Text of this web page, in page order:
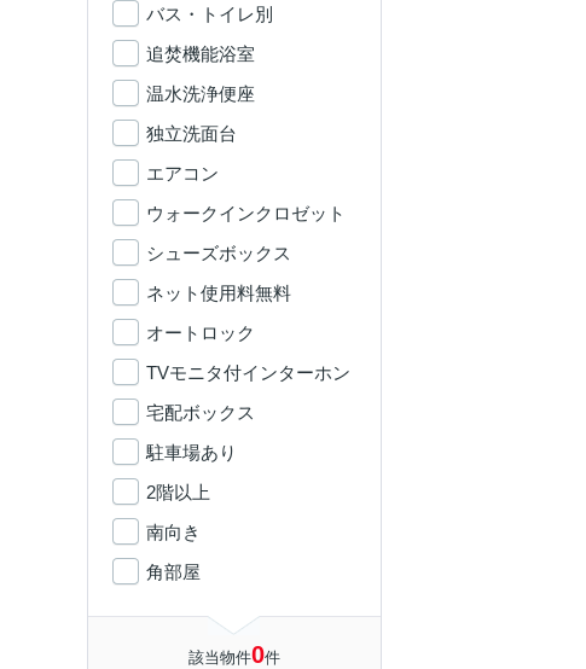
バス・トイレ別
追焚機能浴室
温水洗浄便座
独立洗面台
エアコン
ウォークインクロゼット
シューズボックス
ネット使用料無料
オートロック
TVモニタ付インターホン
宅配ボックス
駐車場あり
2階以上
南向き
角部屋
該当物件0件